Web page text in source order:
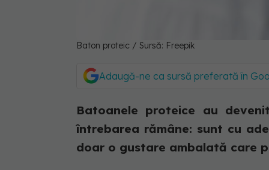
Baton proteic / Sursă: Freepik
Adaugă-ne ca sursă preferată în
Batoanele proteice au
întrebarea rămâne: sunt cu
doar o gustare ambalată care